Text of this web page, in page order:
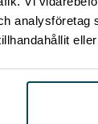
priset
Det